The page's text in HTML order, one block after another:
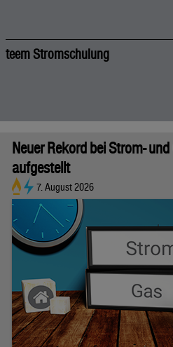
teem Stromschulung
Neuer Rekord bei Strom-
aufgestellt
7. August 2026